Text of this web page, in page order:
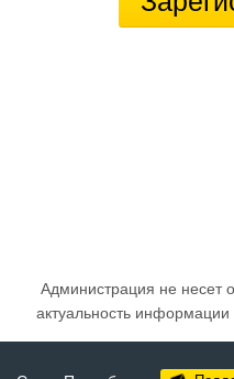
Администрация не несет
актуальность